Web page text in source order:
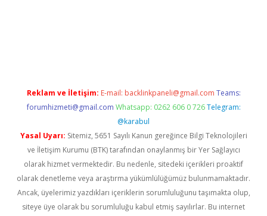
Reklam ve İletişim: E-mail: backlinkpaneli@gmail.com Teams:
forumhizmeti@gmail.com Whatsapp: 0262 606 0 726 Telegram:
@karabul
Yasal Uyarı: Sitemiz, 5651 Sayılı Kanun gereğince Bilgi Teknolojileri
ve İletişim Kurumu (BTK) tarafından onaylanmış bir Yer Sağlayıcı
olarak hizmet vermektedir. Bu nedenle, sitedeki içerikleri proaktif
olarak denetleme veya araştırma yükümlülüğümüz bulunmamaktadır.
Ancak, üyelerimiz yazdıkları içeriklerin sorumluluğunu taşımakta olup,
siteye üye olarak bu sorumluluğu kabul etmiş sayılırlar. Bu internet